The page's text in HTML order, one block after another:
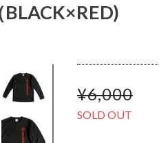
¥6,000
SOLD OUT